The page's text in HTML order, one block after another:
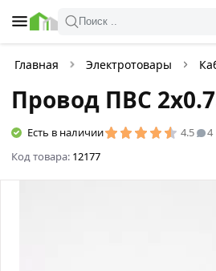
Поиск ..
Главная Электротовары
Провод ПВС
Есть в наличии 4.5
4
Код товара: 12177